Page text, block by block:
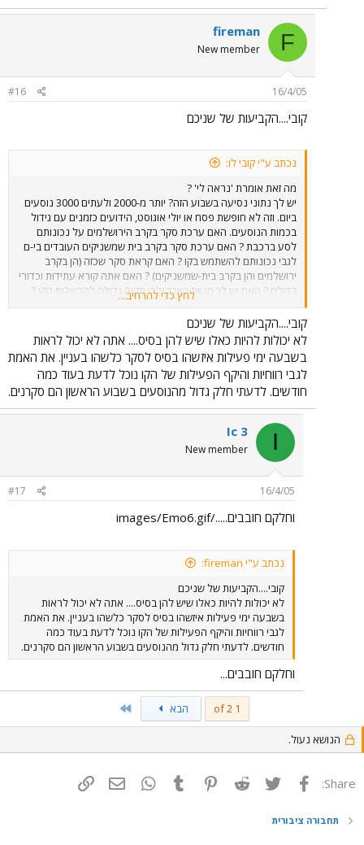
F
fireman
New member
16/4/05
#16
קובי....הקביעות של שניכם
נכתב ע"י קובי לו:
מה זאת אומרת 'נראה לי' ?
יש לך נתוני נסיעה בשבוע הזה? יותר מ-2000 ולעתים 3000 נוסעים
ביום. וזה לא חופשת פסח או יולי אוגוסט, הידועים כזמנים עם גידול
בכמות הנוסעים. האם ערכת סקר בקרב הירושלמים על נכונותם
לסע ברכבת ? האם ערכת סקר בקרב בית שמשניקים העובדים בי-ם
לגבי נכונותם להשתמש בקו ? האם קראת סקר שכזה (הן בקרב
ירושלמים והן בקרב בית-שמשניקים) ? האם אתה קורא עתידות וכדורי
בדולח ? האם יש לך מניות באגד ולכן תקוה גדולה להכשלות הקו ?
מדוע שאלתי את כל השאלות הללו? מפני שחורה לי שאתה כותב
'לפי מה שנראה לי' וגו'. לא ראית מה הלך השבוע, לא קבלת
מהנהלת הרכבת סקרים לגבי תחזית השימוש ולא ערכת סקרים כאלו
בעצמך. אז מנין הבטחון הרב הזה ???
לחץ כדי להרחיב...
קובי....הקביעות של שניכם
לא יכולות להיות כאלו שיש להן בסיס.... אתה לא יכול לראות
בשבעה ימי פעילות איזשהו בסיס לסקר כלשהו בעניין. את האמת
לגבי רווחיות והיקף הפעילות של הקו נוכל לדעת בעוד כמה
חודשים. לדעתי חלק גדול מהנוסעים בשבוע הראשון הם סקרנים.
I
Ic 3
New member
16/4/05
#17
וחלקם חובבים...../images/Emo6.gif
נכתב ע"י fireman:
קובי....הקביעות של שניכם
לא יכולות להיות כאלו שיש להן בסיס.... אתה לא יכול לראות
בשבעה ימי פעילות איזשהו בסיס לסקר כלשהו בעניין. את האמת
לגבי רווחיות והיקף הפעילות של הקו נוכל לדעת בעוד כמה
חודשים. לדעתי חלק גדול מהנוסעים בשבוע הראשון הם סקרנים.
וחלקם חובבים...
1 of 2 הבא
הנושא נעול.
Share: פייסבוק Twitter
Reddit
Pinterest
Tumblr
WhatsAppדואר אלקטרוני
תחבורה ציבורית